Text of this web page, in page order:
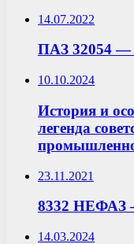
14.07.2022
ПАЗ 32054 —
10.10.2024
История и
легенда
23.11.2021
8332 НЕФАЗ –
14.03.2024